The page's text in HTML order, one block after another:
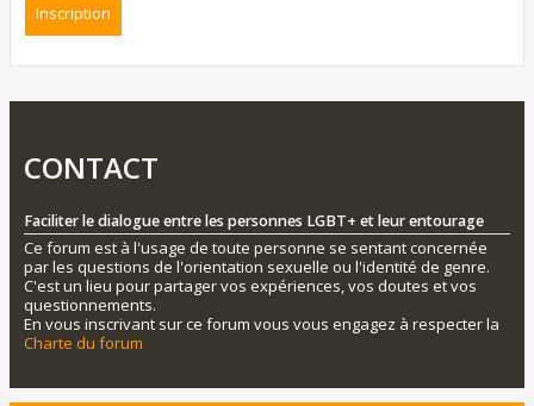
Inscription
CONTACT
Faciliter le dialogue entre les personnes LGBT+ et leur entourage
Ce forum est à l'usage de toute personne se sentant concernée
par les questions de l'orientation sexuelle ou l'identité de genre.
C'est un lieu pour partager vos expériences, vos doutes et vos
questionnements.
En vous inscrivant sur ce forum vous vous engagez à respecter la
Charte du forum